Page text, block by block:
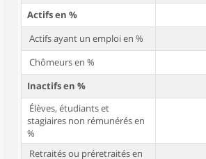
Actifs en %
Actifs ayant un emploi en %
Chômeurs en %
Inactifs en %
Élèves, étudiants et
stagiaires non rémunérés en
%
Retraités ou préretraités en